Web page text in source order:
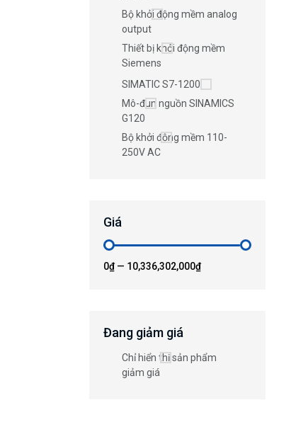
Bộ khởi động mềm analog
output
Thiết bị khởi động mềm
Siemens
SIMATIC S7-1200
Mô-đun nguồn SINAMICS
G120
Bộ khởi động mềm 110-
250V AC
Giá
0₫— 10,336,302,000₫
Đang giảm giá
Chỉ hiển thị sản phẩm
giảm giá